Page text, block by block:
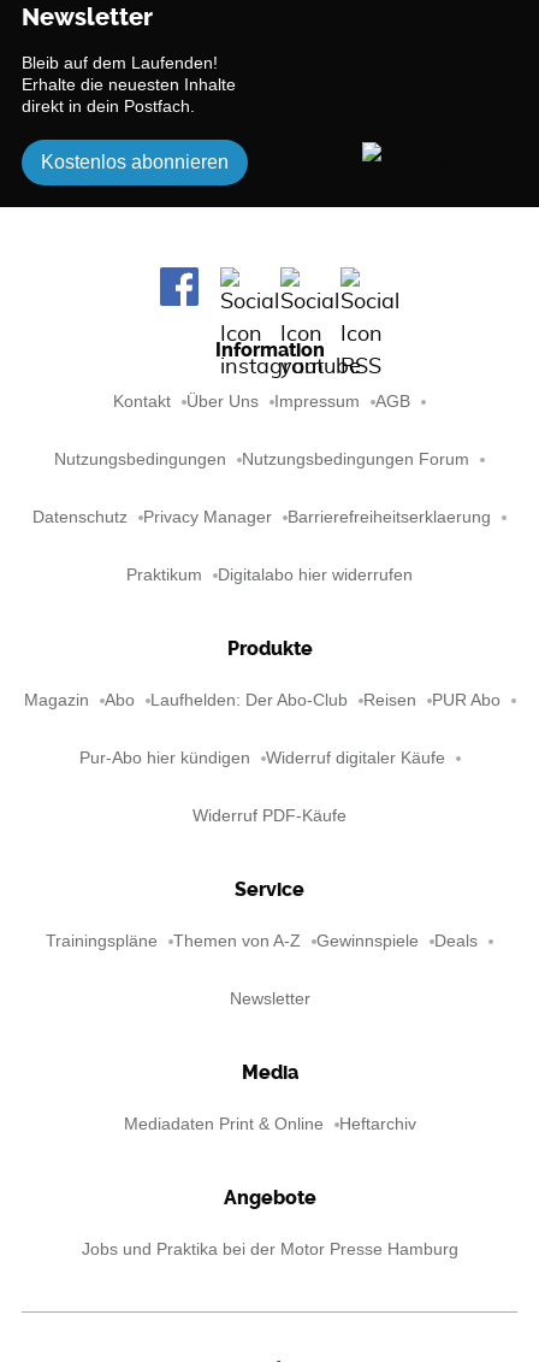
Newsletter
Bleib auf dem Laufenden!
Erhalte die neuesten Inhalte
direkt in dein Postfach.
Kostenlos abonnieren
Information
Kontakt Über Uns Impressum AGB
Nutzungsbedingungen Nutzungsbedingungen Forum
Datenschutz Privacy Manager Barrierefreiheitserklaerung
Praktikum Digitalabo hier widerrufen
Produkte
Magazin Abo Laufhelden: Der Abo-Club Reisen PUR Abo
Pur-Abo hier kündigen Widerruf digitaler Käufe
Widerruf PDF-Käufe
Service
Trainingspläne Themen von A-Z Gewinnspiele Deals
Newsletter
Media
Mediadaten Print & Online Heftarchiv
Angebote
Jobs und Praktika bei der Motor Presse Hamburg